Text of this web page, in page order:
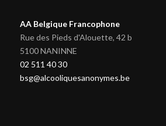
AA Belgique Francophone
Rue des Pieds d'Alouette, 42 b
5100 NANINNE
02 511 40 30
bsg@alcooliquesanonymes.be